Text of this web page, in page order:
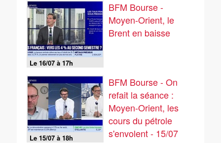
Le 16/07 à 17h
BFM Bourse -
Moyen-Orient, le
Brent en baisse
Le 15/07 à 18h
BFM Bourse - On
refait la séance :
Moyen-Orient, les
cours du pétrole
s'envolent - 15/07